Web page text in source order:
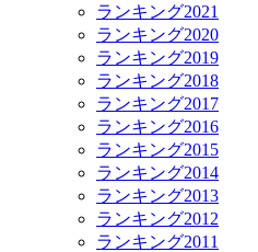
ランキング2021
ランキング2020
ランキング2019
ランキング2018
ランキング2017
ランキング2016
ランキング2015
ランキング2014
ランキング2013
ランキング2012
ランキング2011